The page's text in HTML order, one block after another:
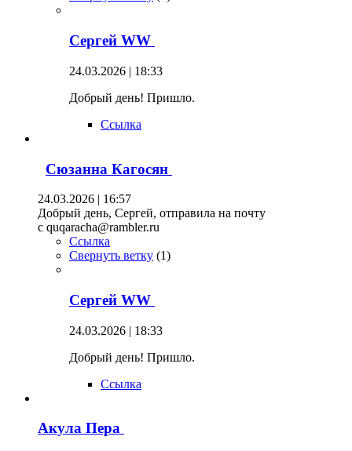
Сергей WW
24.03.2026 | 18:33
Добрый день! Пришло.
Ссылка
Сюзанна Кагосян
24.03.2026 | 16:57
Добрый день, Сергей, отправила на почту
c quqaracha@rambler.ru
Ссылка
Свернуть ветку (1)
Сергей WW
24.03.2026 | 18:33
Добрый день! Пришло.
Ссылка
Акула Пера